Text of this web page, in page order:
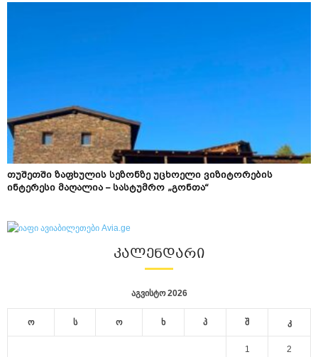
თუშეთში ზაფხულის სეზონზე უცხოელი ვიზიტორების
ინტერესი მაღალია – სასტუმრო „გონთა“
ᲙᲐᲚᲔᲜᲓᲐᲠᲘ
აგვისტო 2026
ო ს ო ხ პ შ კ
1 2